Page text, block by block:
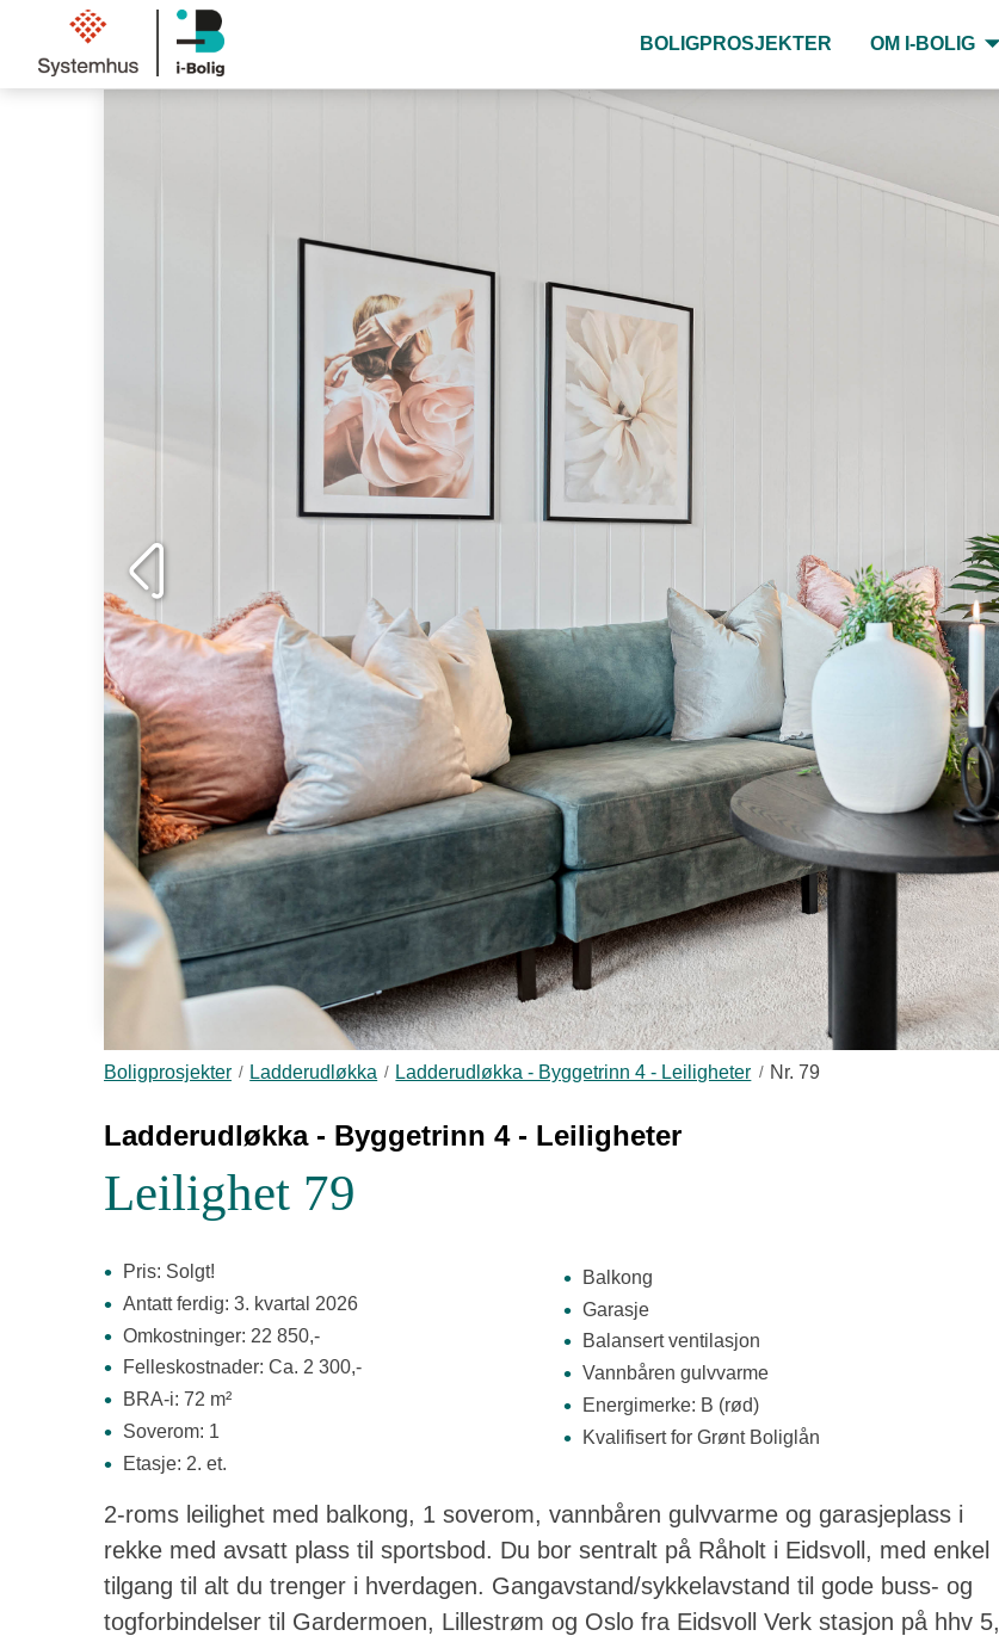
BOLIGPROSJEKTER OM I-BOLIG
Boligprosjekter Ladderudløkka Ladderudløkka - Byggetrinn 4 - Leiligheter Nr. 79
Ladderudløkka - Byggetrinn 4 - Leiligheter
Leilighet 79
Pris: Solgt!
Antatt ferdig: 3. kvartal 2026
Omkostninger: 22 850,-
Felleskostnader: Ca. 2 300,-
BRA-i: 72 m²
Soverom: 1
Etasje: 2. et.
Balkong
Garasje
Balansert ventilasjon
Vannbåren gulvvarme
Energimerke: B (rød)
Kvalifisert for Grønt Boliglån
2-roms leilighet med balkong, 1 soverom, vannbåren gulvvarme og garasjeplass i
rekke med avsatt plass til sportsbod. Du bor sentralt på Råholt i Eidsvoll, med enkel
tilgang til alt du trenger i hverdagen. Gangavstand/sykkelavstand til gode buss- og
togforbindelser til Gardermoen, Lillestrøm og Oslo fra Eidsvoll Verk stasjon på hhv 5,